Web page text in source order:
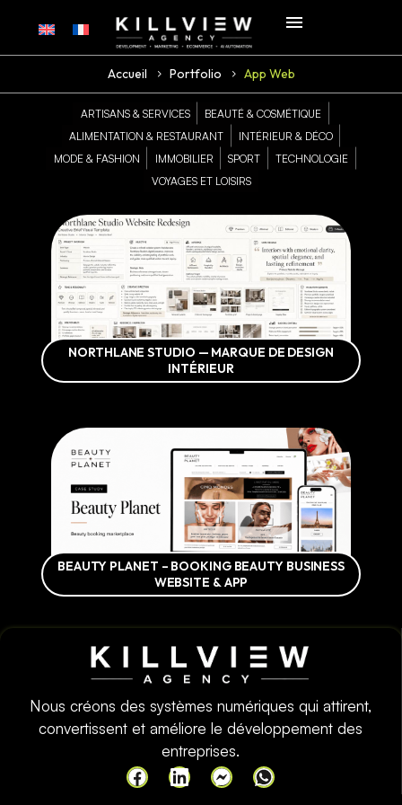
Accueil Portfolio App Web
ARTISANS & SERVICES
BEAUTÉ & COSMÉTIQUE
ALIMENTATION & RESTAURANT
INTÉRIEUR & DÉCO
MODE & FASHION
IMMOBILIER SPORT
TECHNOLOGIE
VOYAGES ET LOISIRS
NORTHLANE STUDIO — MARQUE DE DESIGN
INTÉRIEUR
BEAUTY PLANET – BOOKING BEAUTY BUSINESS
WEBSITE & APP
Nous créons des systèmes numériques qui attirent,
convertissent et améliore le développement des
entreprises.